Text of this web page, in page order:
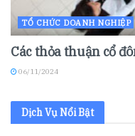
TỔ CHỨC DOANH NGHIỆP
Các thỏa thuận cổ
06/11/2024
Dịch Vụ Nổi Bật